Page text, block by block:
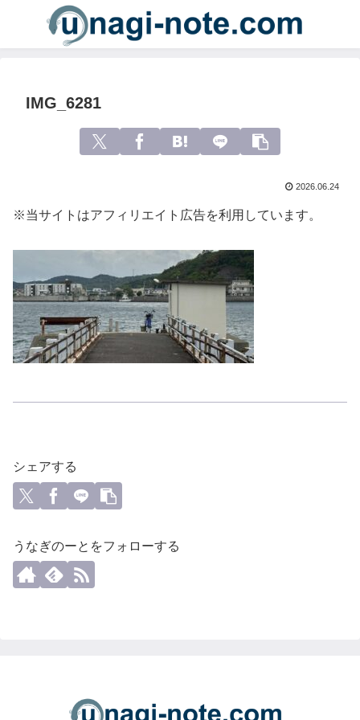
IMG_6281
2026.06.24
※当サイトはアフィリエイト広告を利用しています。
シェアする
うなぎのーとをフォローする